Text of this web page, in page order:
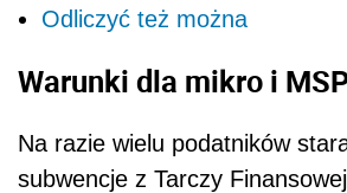
Odliczyć też można
Warunki dla mikro i
Na razie wielu podatników
subwencje z Tarczy